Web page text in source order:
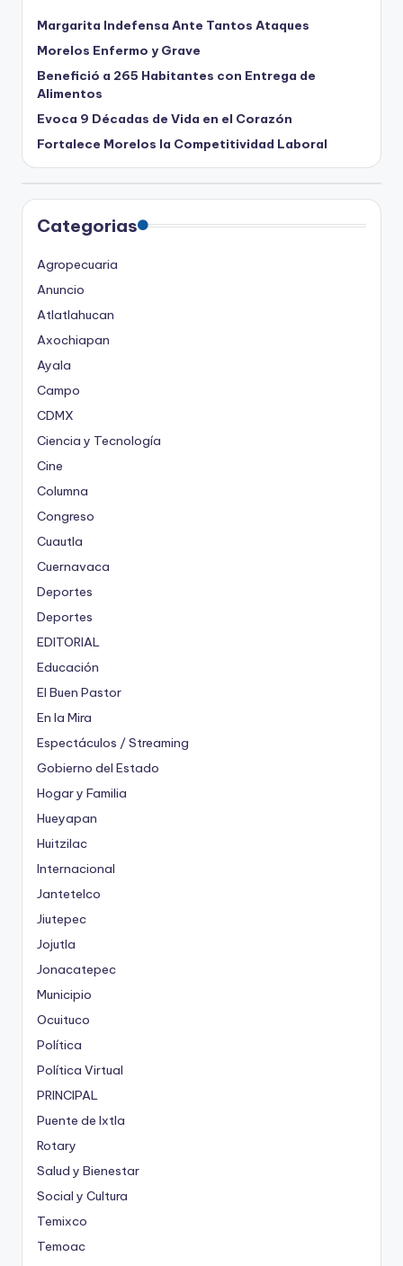
Margarita Indefensa Ante Tantos Ataques
Morelos Enfermo y Grave
Benefició a 265 Habitantes con Entrega de
Alimentos
Evoca 9 Décadas de Vida en el Corazón
Fortalece Morelos la Competitividad Laboral
Categorias
Agropecuaria
Anuncio
Atlatlahucan
Axochiapan
Ayala
Campo
CDMX
Ciencia y Tecnología
Cine
Columna
Congreso
Cuautla
Cuernavaca
Deportes
Deportes
EDITORIAL
Educación
El Buen Pastor
En la Mira
Espectáculos / Streaming
Gobierno del Estado
Hogar y Familia
Hueyapan
Huitzilac
Internacional
Jantetelco
Jiutepec
Jojutla
Jonacatepec
Municipio
Ocuituco
Política
Política Virtual
PRINCIPAL
Puente de Ixtla
Rotary
Salud y Bienestar
Social y Cultura
Temixco
Temoac